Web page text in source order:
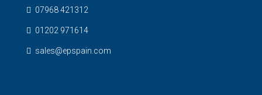
07968 421312
01202 971614
sales@epspain.com